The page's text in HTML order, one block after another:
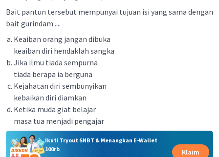
Bait pantun tersebut mempunyai tujuan isi yang sama dengan
bait gurindam ....
Keaiban orang jangan dibuka
keaiban diri hendaklah sangka
Jika ilmu tiada sempurna
tiada berapa ia berguna
Kejahatan diri sembunyikan
kebaikan diri diamkan
Ketika muda giat belajar
masa tua menjadi pengajar
Ikuti Tryout SNBT & Menangkan E-Wallet
100rb
Klaim